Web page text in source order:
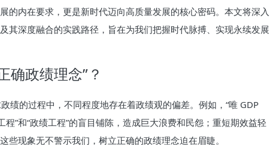
的内在要求，更是新时代迈向高质量发展的核心密码。本文将深入
其深度融合的实践路径，旨在为我们把握时代脉搏、实现永续发展
确政绩理念”？
绩的过程中，不同程度地存在着政绩观的偏差。例如，“唯 GDP
程”和“政绩工程”的盲目铺陈，造成巨大浪费和民怨；重短期效益轻
些现象无不警示我们，树立正确的政绩理念迫在眉睫。